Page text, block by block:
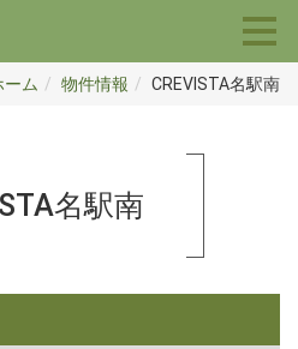
ーム 物件情報 CREVISTA名駅南
名駅南